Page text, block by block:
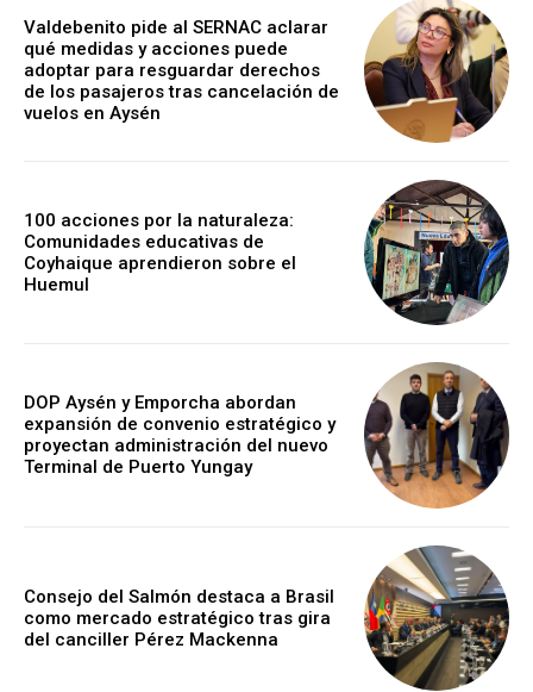
Valdebenito pide al SERNAC aclarar
qué medidas y acciones puede
adoptar para resguardar derechos
de los pasajeros tras cancelación de
vuelos en Aysén
100 acciones por la naturaleza:
Comunidades educativas de
Coyhaique aprendieron sobre el
Huemul
DOP Aysén y Emporcha abordan
expansión de convenio estratégico y
proyectan administración del nuevo
Terminal de Puerto Yungay
Consejo del Salmón destaca a Brasil
como mercado estratégico tras gira
del canciller Pérez Mackenna